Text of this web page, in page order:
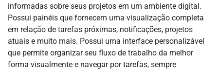
informadas sobre seus projetos em um ambiente digital.
Possui painéis que fornecem uma visualização completa
em relação de tarefas próximas, notificações, projetos
atuais e muito mais. Possui uma interface personalizável
que permite organizar seu fluxo de trabalho da melhor
forma visualmente e navegar por tarefas, sempre